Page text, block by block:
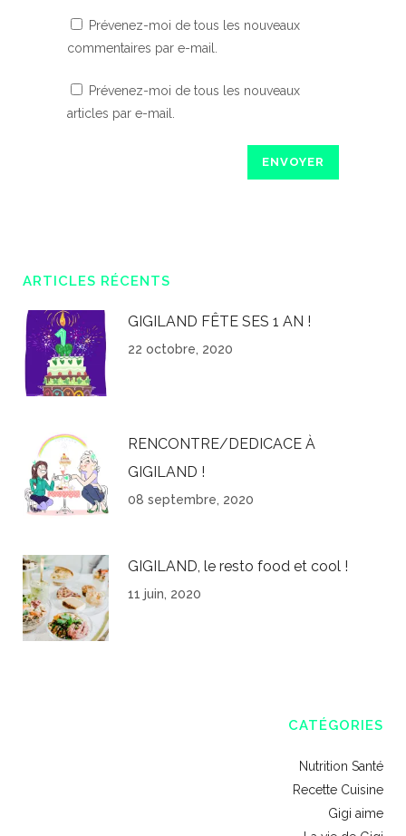
Prévenez-moi de tous les nouveaux
commentaires par e-mail.
Prévenez-moi de tous les nouveaux
articles par e-mail.
ARTICLES RÉCENTS
GIGILAND FÊTE SES 1 AN !
22 octobre, 2020
RENCONTRE/DEDICACE À
GIGILAND !
08 septembre, 2020
GIGILAND, le resto food et cool !
11 juin, 2020
CATÉGORIES
Nutrition Santé
Recette Cuisine
Gigi aime